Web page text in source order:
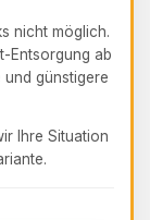
nicht möglich.
Entsorgung ab
günstigere
Ihre Situation